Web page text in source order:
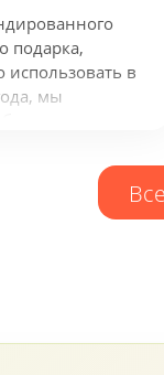
подарка,
в
мы